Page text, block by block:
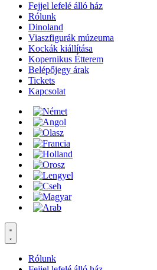
Fejjel lefelé álló ház
Rólunk
Dinoland
Viaszfigurák múzeuma
Kockák kiállítása
Kopernikus Étterem
Belépőjegy árak
Tickets
Kapcsolat
Rólunk